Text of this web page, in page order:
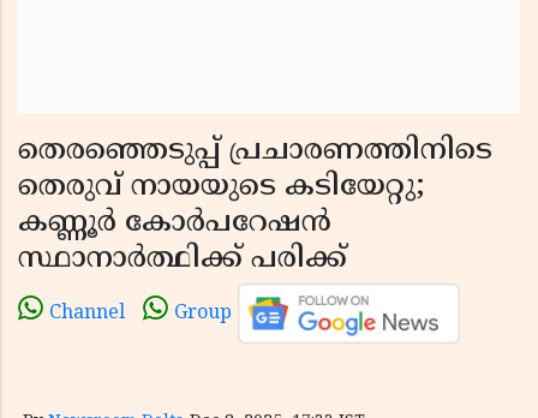
തെരഞ്ഞെടുപ്പ് പ്രചാരണത്തിനിടെ
തെരുവ് നായയുടെ കടിയേറ്റു;
കണ്ണൂർ കോർപറേഷൻ
സ്ഥാനാർത്ഥിക്ക് പരിക്ക്
Channel Group